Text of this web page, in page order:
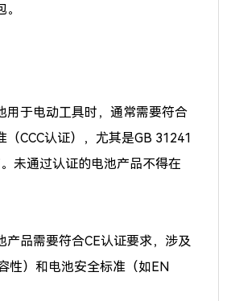
用于电动工具时，通常需要符合
（CCC认证），尤其是GB 31241
未通过认证的电池产品不得在
产品需要符合CE认证要求，涉及
性）和电池安全标准（如EN